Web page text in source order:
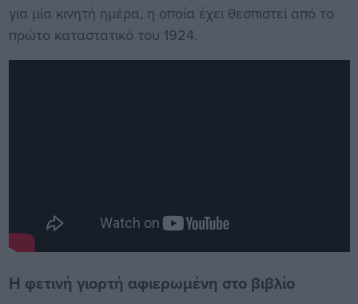
για μία κινητή ημέρα, η οποία έχει θεσπιστεί από το
πρώτο καταστατικό του 1924.
Η φετινή γιορτή αφιερωμένη στο βιβλίο